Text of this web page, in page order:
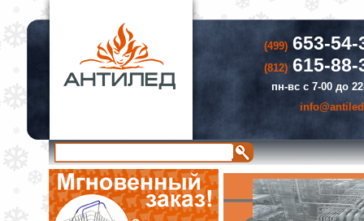
(499)653-54-
(812)615-88-
пн-вс с 7-00 до